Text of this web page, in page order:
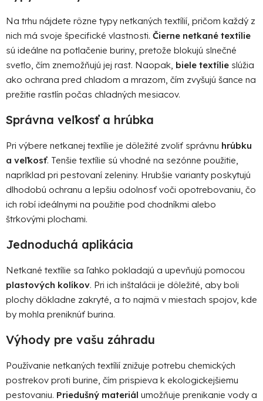
ý
p
i
s
u
Na trhu nájdete rôzne typy netkaných textílií, pričom každý z
nich má svoje špecifické vlastnosti. Čierne netkané textílie
sú ideálne na potlačenie buriny, pretože blokujú slnečné
svetlo, čím znemožňujú jej rast. Naopak, biele textílie slúžia
ako ochrana pred chladom a mrazom, čím zvyšujú šance na
prežitie rastlín počas chladných mesiacov.
Správna veľkosť a hrúbka
Pri výbere netkanej textílie je dôležité zvoliť správnu hrúbku
a veľkosť. Tenšie textílie sú vhodné na sezónne použitie,
napríklad pri pestovaní zeleniny. Hrubšie varianty poskytujú
dlhodobú ochranu a lepšiu odolnosť voči opotrebovaniu, čo
ich robí ideálnymi na použitie pod chodníkmi alebo
štrkovými plochami.
Jednoduchá aplikácia
Netkané textílie sa ľahko pokladajú a upevňujú pomocou
plastových kolíkov. Pri ich inštalácii je dôležité, aby boli
plochy dôkladne zakryté, a to najmä v miestach spojov, kde
by mohla preniknúť burina.
Výhody pre vašu záhradu
Používanie netkaných textílií znižuje potrebu chemických
postrekov proti burine, čím prispieva k ekologickejšiemu
pestovaniu. Priedušný materiál umožňuje prenikanie vody a